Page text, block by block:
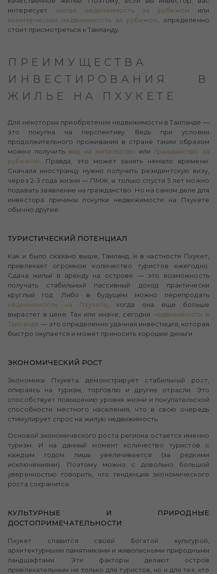
интересует жилая недвижимостьза рубежом или
коммерческая недвижимостьза рубежом
, определенно
стоит присмотреться к Таиланду.
ПРЕИМУЩЕСТВА
ИНВЕСТИРОВАНИЯ В
ЖИЛЬЕ НА ПХУКЕТЕ
Для некоторых приобретение недвижимости в Таиланде —
это покупка на перспективу. Ведь при условии
продолжительного проживания в стране таким образом
можно получить вид на жительство или гражданство за
рубежом . Правда, это может занять немало времени.
Сначала иностранцу нужно получить резидентскую визу,
через 2-3 года жизни — ПМЖ, и только спустя 5 лет можно
подавать заявление на гражданство. Но на самом деле для
инвестора причины покупки недвижимости на Пхукете
обычно другие.
ТУРИСТИЧЕСКИЙ ПОТЕНЦИАЛ
Как и было сказано выше, Таиланд, и в частности Пхукет,
привлекает огромное количество туристов ежегодно.
Сдача жилья в аренду на острове — это возможность
получать стабильный пассивный доход практически
круглый год. Либо в будущем можно перепродать
недвижимость на Пхукете , когда она еще больше
вырастет в цене. Так или иначе, сегодня недвижимость в
Таиланде — это определенно удачная инвестиция, которая
быстро окупается и может приносить хорошие деньги.
ЭКОНОМИЧЕСКИЙ РОСТ
Экономика Пхукета демонстрирует стабильный рост,
опираясь на туризм, торговлю и другие отрасли. Это
способствует повышению уровня жизни и покупательской
способности местного населения, что в свою очередь
стимулирует спрос на жилую недвижимость.
Основой экономического роста региона остается именно
туризм. И на данный момент количество туристов с
каждым годом лишь увеличивается (за редкими
исключениями). Поэтому можно с довольно большой
уверенностью говорить, что тенденция экономического
роста сохранится.
КУЛЬТУРНЫЕ И ПРИРОДНЫЕ
ДОСТОПРИМЕЧАТЕЛЬНОСТИ
Пхукет славится своей богатой культурой,
архитектурными памятниками и живописными природными
ландшафтами. Эти факторы делают остров
привлекательным не только для туристов, но и для тех, кто